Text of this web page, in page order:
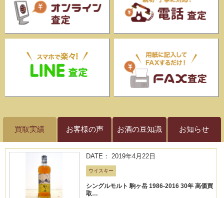
買取実績 お客様の声 お酒の豆知識 お知らせ
DATE： 2019年4月22日
ウイスキー
シングルモルト 駒ヶ岳 1986-2016 30年 高価買
取…